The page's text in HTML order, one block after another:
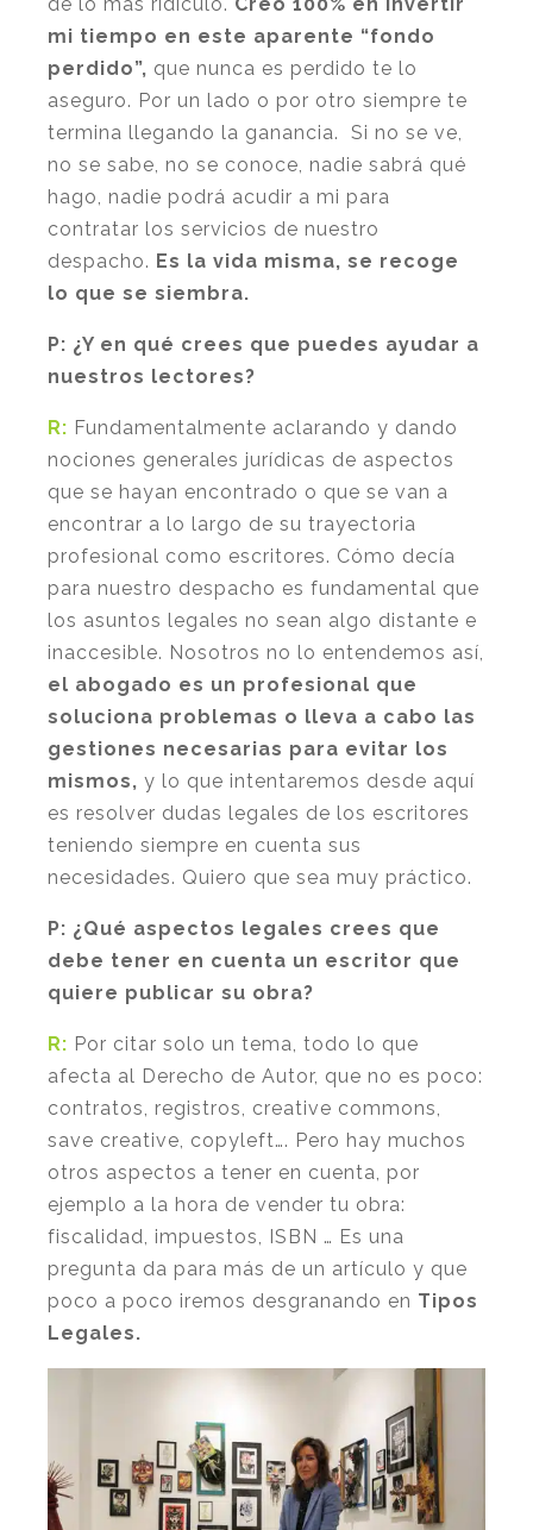
mi tiempo en este aparente “fondo
perdido”, que nunca es perdido te lo
aseguro. Por un lado o por otro siempre te
termina llegando la ganancia. Si no se ve,
no se sabe, no se conoce, nadie sabrá qué
hago, nadie podrá acudir a mi para
contratar los servicios de nuestro
despacho. Es la vida misma, se recoge
lo que se siembra.
P: ¿Y en qué crees que puedes ayudar a
nuestros lectores?
R: Fundamentalmente aclarando y dando
nociones generales jurídicas de aspectos
que se hayan encontrado o que se van a
encontrar a lo largo de su trayectoria
profesional como escritores. Cómo decía
para nuestro despacho es fundamental que
los asuntos legales no sean algo distante e
inaccesible. Nosotros no lo entendemos así,
el abogado es un profesional que
soluciona problemas o lleva a cabo las
gestiones necesarias para evitar los
mismos, y lo que intentaremos desde aquí
es resolver dudas legales de los escritores
teniendo siempre en cuenta sus
necesidades. Quiero que sea muy práctico.
P: ¿Qué aspectos legales crees que
debe tener en cuenta un escritor que
quiere publicar su obra?
R: Por citar solo un tema, todo lo que
afecta al Derecho de Autor, que no es poco:
contratos, registros, creative commons,
save creative, copyleft…. Pero hay muchos
otros aspectos a tener en cuenta, por
ejemplo a la hora de vender tu obra:
fiscalidad, impuestos, ISBN … Es una
pregunta da para más de un artículo y que
poco a poco iremos desgranando en Tipos
Legales.